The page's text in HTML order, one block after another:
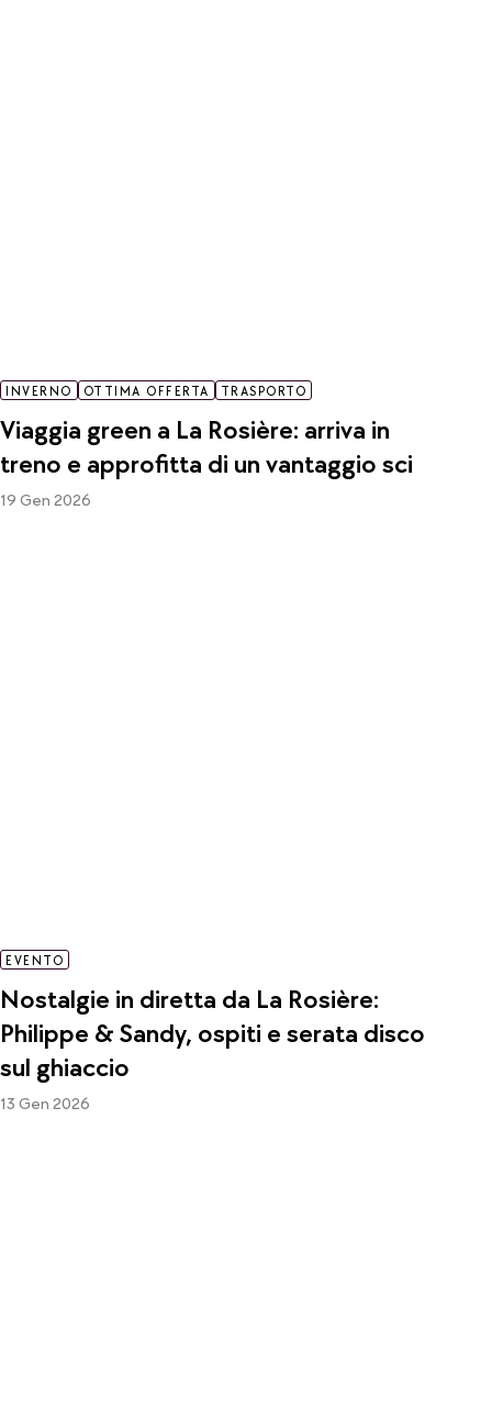
INVERNO OTTIMA OFFERTA TRASPORTO
Viaggia green a La Rosière: arriva in
treno e approfitta di un vantaggio sci
19 Gen 2026
EVENTO
Nostalgie in diretta da La Rosière:
Philippe & Sandy, ospiti e serata disco
sul ghiaccio
13 Gen 2026